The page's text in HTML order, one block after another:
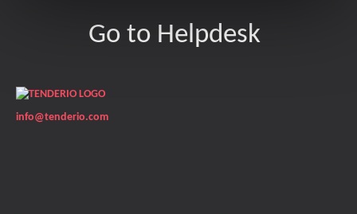
Go to Helpdesk
info@tenderio.com